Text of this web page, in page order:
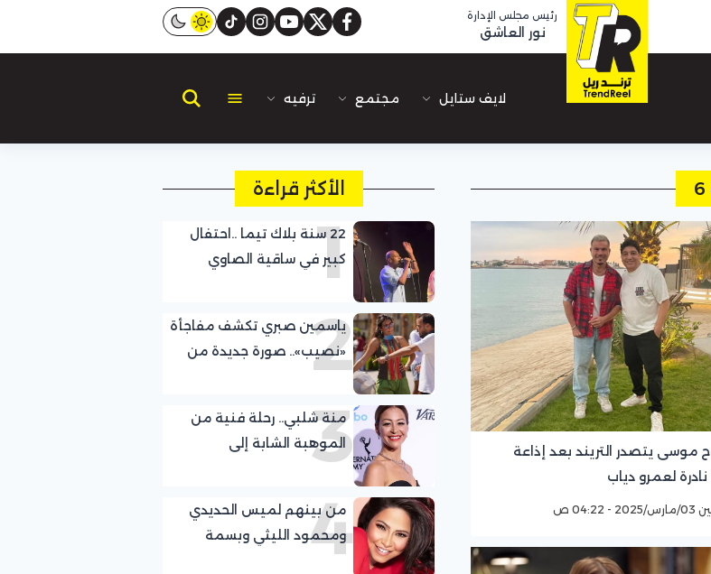
رئيس مجلس الإدارة
نور العاشق facebook
twitter
youtube
instagram
tiktok
لايف ستايل مجتمع ترفيه
موسى يتصدر التريند بعد إذاعة
لعمرو دياب
- 04:22 ص
الأكثر قراءة
122 سنة بلاك تيما ..احتفال
كبير في ساقية الصاوي
2
ياسمين صبري تكشف مفاجأة
«نصيب».. صورة جديدة من
3
منة شلبي.. رحلة فنية من
الموهبة الشابة إلى
4
من بينهم لميس الحديدي
ومحمود الليثي وبسمة